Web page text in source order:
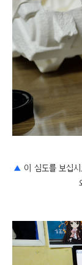
▲ 이 심도를 보십